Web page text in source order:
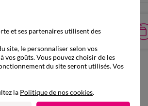
courte
et ses partenaires utilisent des
site, le personnaliser selon vos
vos goûts. Vous pouvez choisir de les
du site seront utilisés. Vos
la Politique de nos cookies.